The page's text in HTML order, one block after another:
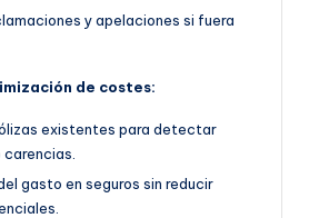
y apelaciones si fuera
de costes:
existentes para detectar
gasto en seguros sin reducir